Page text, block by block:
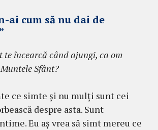
ai cum să nu dai de
te încearcă când ajungi, ca om
Sfânt?
ce simte şi nu mulţi sunt cei
despre asta. Sunt
Eu aş vrea să simt mereu ce